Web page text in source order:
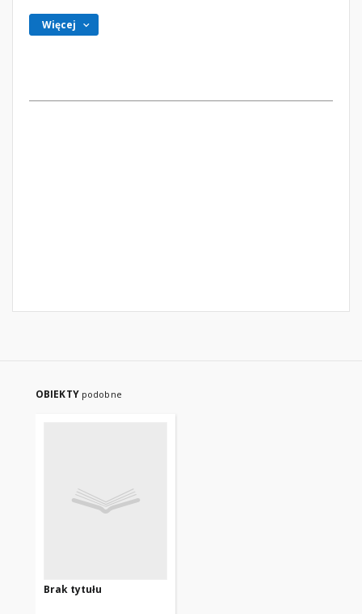
Więcej
OBIEKTY podobne
Brak tytułu